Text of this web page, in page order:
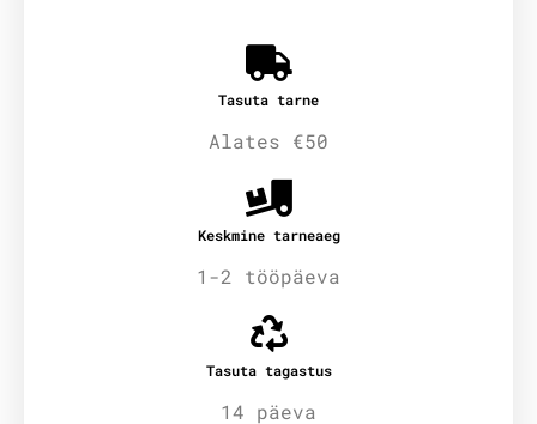
Tasuta tarne
Alates €50
Keskmine tarneaeg
1-2 tööpäeva
Tasuta tagastus
14 päeva